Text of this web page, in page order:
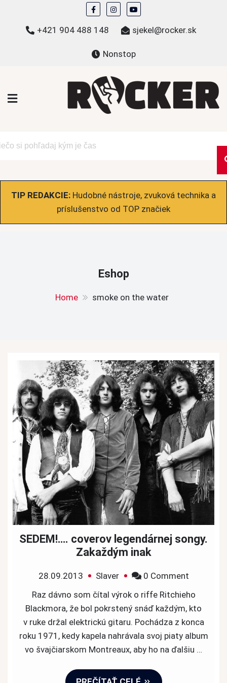
content
+421 904 488 148 sjekel@rocker.sk
Nonstop
TIP REDAKCIE: Hudobné nástroje, zvuková technika a
príslušenstvo od TOP značiek
Eshop
Home smoke on the water
SEDEM!…. coverov legendárnej songy.
Zakaždým inak
28.09.2013 Slaver 0 Commenton
coverov
songy.
Raz dávno som čítal výrok o riffe Ritchieho
Blackmora, že bol pokrstený snáď každým, kto
v ruke držal elektrickú gitaru. Pochádza z konca
roku 1971, kedy kapela nahrávala svoj piaty album
vo švajčiarskom Montreaux, aby ho na ďalšiu …